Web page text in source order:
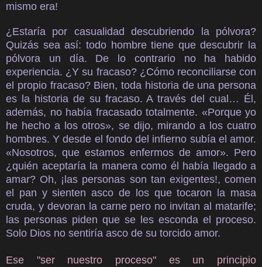
mismo era!
¿Estaría por casualidad descubriendo la pólvora?
Quizás sea así: todo hombre tiene que descubrir la
pólvora un día. De lo contrario no ha habido
experiencia. ¿Y su fracaso? ¿Cómo reconciliarse con
el propio fracaso? Bien, toda historia de una persona
es la historia de su fracaso. A través del cual… Él,
además, no había fracasado totalmente. «Porque yo
he hecho a los otros», se dijo, mirando a los cuatro
hombres. Y desde el fondo del infierno subía el amor.
«Nosotros, que estamos enfermos de amor». Pero
¿quién aceptaría la manera como él había llegado a
amar? Oh, ¡las personas son tan exigentes!, comen
el pan y sienten asco de los que tocaron la masa
cruda, y devoran la carne pero no invitan al matarife;
las personas piden que se les esconda el proceso.
Solo Dios no sentiría asco de su torcido amor.
Ese "ser nuestro proceso" es un principio